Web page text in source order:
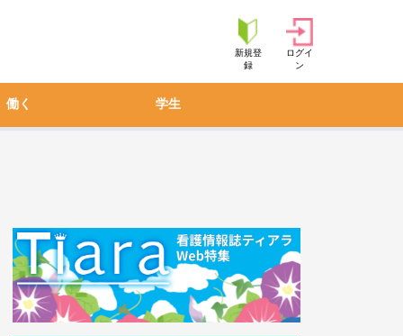
新規登
録
ログイ
ン
働く 学生